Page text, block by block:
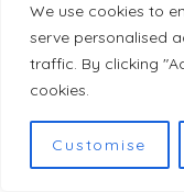
We use cookies to
serve personalised
traffic. By clicking
cookies.
Customise